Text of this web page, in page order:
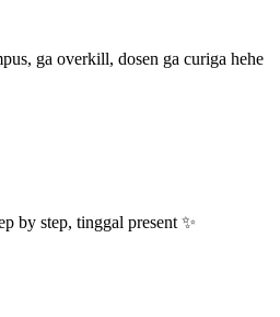
ga overkill, dosen ga curiga hehe
by step, tinggal present ✨